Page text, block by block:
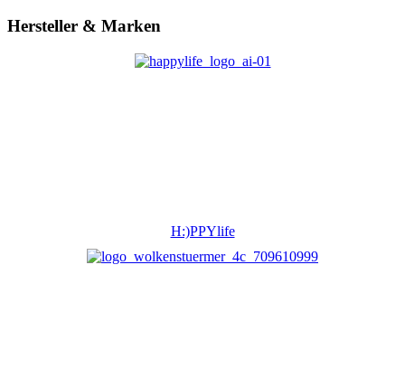
Hersteller & Marken
H:)PPYlife